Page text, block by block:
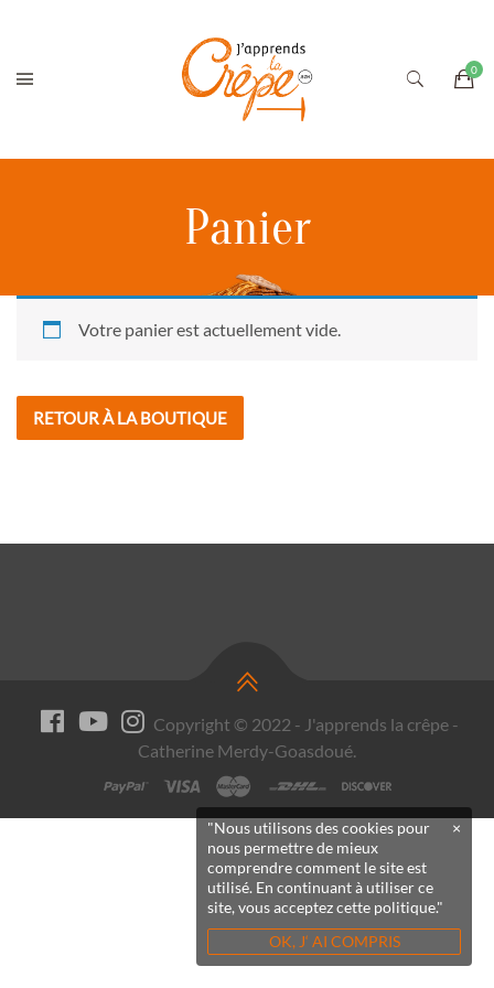
Panier
Votre panier est actuellement vide.
RETOUR À LA BOUTIQUE
Copyright © 2022 - J'apprends la crêpe -
Catherine Merdy-Goasdoué.
×
"Nous utilisons des cookies pour
nous permettre de mieux
comprendre comment le site est
utilisé. En continuant à utiliser ce
site, vous acceptez cette politique."
OK, J‘ AI COMPRIS